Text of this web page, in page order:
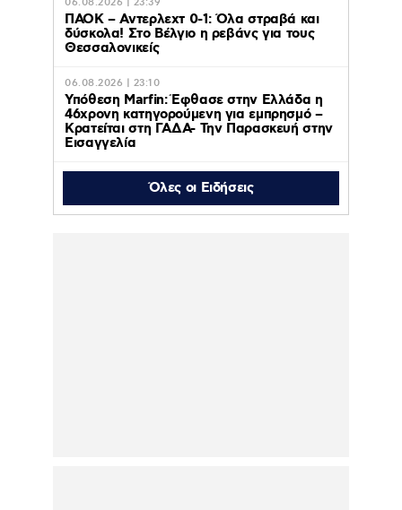
06.08.2026 | 23:39
ΠΑΟΚ – Αντερλεχτ 0-1: Όλα στραβά και
δύσκολα! Στο Βέλγιο η ρεβάνς για τους
Θεσσαλονικείς
06.08.2026 | 23:10
Υπόθεση Marfin: Έφθασε στην Ελλάδα η
46χρονη κατηγορούμενη για εμπρησμό –
Κρατείται στη ΓΑΔΑ- Την Παρασκευή στην
Εισαγγελία
Όλες οι Ειδήσεις